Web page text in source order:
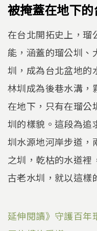
被掩蓋在地下
在台北開拓史上，瑠
能，涵蓋的瑠公圳、
圳，成為台北盆地的
林圳成為後巷水溝，
在地下，只有在瑠公
圳的樣貌。這段為追
圳水源地河岸步道，
之圳，乾枯的水道裡
古老水圳，就以這樣
延伸閱讀》守護百年